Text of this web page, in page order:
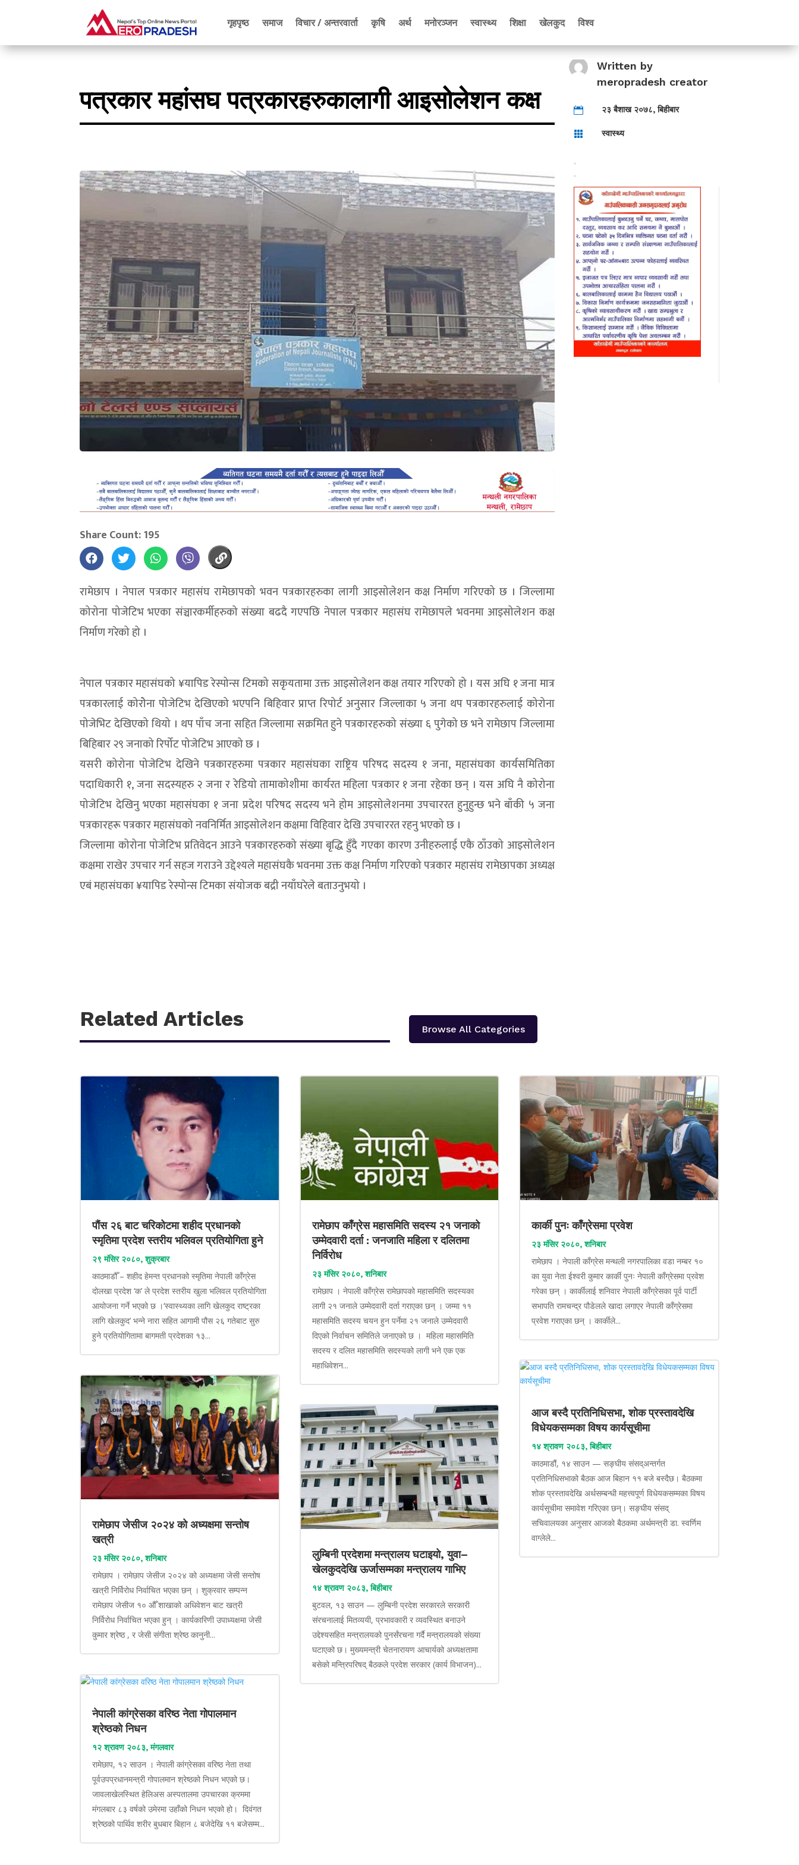
गृहपृष्ठ समाज विचार / अन्तरवार्ता कृषि अर्थ मनोरञ्जन स्वास्थ्य शिक्षा खेलकुद विश्व
पत्रकार महांसघ पत्रकारहरुकालागी आइसोलेशन कक्ष
Written by
meropradesh creator
 २३ बैशाख २०७८, बिहीबार
 स्वास्थ्य
Share Count: 195
रामेछाप । नेपाल पत्रकार महासंघ रामेछापको भवन पत्रकारहरुका लागी आइसोलेशन कक्ष निर्माण गरिएको छ । जिल्लामा
कोरोना पोजेटिभ भएका संञ्चारकर्मीहरुको संख्या बढदै गएपछि नेपाल पत्रकार महासंघ रामेछापले भवनमा आइसोलेशन कक्ष
निर्माण गरेको हो ।
नेपाल पत्रकार महासंघको ¥यापिड रेस्पोन्स टिमको सकृयतामा उक्त आइसोलेशन कक्ष तयार गरिएको हो । यस अघि १ जना मात्र
पत्रकारलाई कोरोेना पोजेटिभ देखिएको भएपनि बिहिवार प्राप्त रिपोर्ट अनुसार जिल्लाका ५ जना थप पत्रकारहरुलाई कोरोना
पोजेभिट देखिएको थियो । थप पाँच जना सहित जिल्लामा सक्रमित हुने पत्रकारहरुको संख्या ६ पुगेको छ भने रामेछाप जिल्लामा
बिहिबार २९ जनाको रिर्पोट पोजेटिभ आएको छ ।
यसरी कोरोना पोजेटिभ देखिने पत्रकारहरुमा पत्रकार महासंघका राष्ट्रिय परिषद सदस्य १ जना, महासंघका कार्यसमितिका
पदाधिकारी १, जना सदस्यहरु २ जना र रेडियो तामाकोशीमा कार्यरत महिला पत्रकार १ जना रहेका छन् । यस अघि नै कोरोना
पोजेटिभ देखिनु भएका महासंघका १ जना प्रदेश परिषद सदस्य भने होम आइसोलेशनमा उपचाररत हुनुहुन्छ भने बाँकी ५ जना
पत्रकारहरू पत्रकार महासंघको नवनिर्मित आइसोलेशन कक्षमा विहिवार देखि उपचाररत रहनु भएको छ ।
जिल्लामा कोरोना पोजेटिभ प्रतिवेदन आउने पत्रकारहरुको संख्या बृद्धि हुँदै गएका कारण उनीहरुलाई एकै ठाँउको आइसोलेशन
कक्षमा राखेर उपचार गर्न सहज गराउने उद्देश्यले महासंघकै भवनमा उक्त कक्ष निर्माण गरिएको पत्रकार महासंघ रामेछापका अध्यक्ष
एबं महासंघका ¥यापिड रेस्पोन्स टिमका संयोजक बद्री नयाँघरेले बताउनुभयो ।
Related Articles Browse All Categories
पौंस २६ बाट चरिकोटमा शहीद प्रधानको
स्मृतिमा प्रदेश स्तरीय भलिवल प्रतियोगिता हुने
२९ मंसिर २०८०, शुक्रबार
काठमाडौँ – शहीद हेमन्त प्रधानको स्मृतिमा नेपाली काँग्रेस
दोलखा प्रदेश ‘क’ ले प्रदेश स्तरीय खुला भलिवल प्रतियोगिता
आयोजना गर्ने भएको छ ।‘स्वास्थ्यका लागि खेलकुद राष्ट्रका
लागि खेलकुद’ भन्ने नारा सहित आगामी पौस २६ गतेबाट सुरु
हुने प्रतियोगितामा बागमती प्रदेशका १३...
रामेछाप जेसीज २०२४ को अध्यक्षमा सन्तोष
खत्री
२३ मंसिर २०८०, शनिबार
रामेछाप । रामेछाप जेसीज २०२४ को अध्यक्षमा जेसी सन्तोष
खत्री निर्विरोध निर्वाचित भएका छन् । शुक्रवार सम्पन्न
रामेछाप जेसीज १० औँ शाखाको अधिवेशन बाट खत्री
निर्विरोध निर्वाचित भएका हुन् । कार्यकारिणी उपाध्यक्षमा जेसी
कुमार श्रेष्ठ , र जेसी संगीता श्रेष्ठ कानुनी...
नेपाली कांग्रेसका वरिष्ठ नेता गोपालमान
श्रेष्ठको निधन
१२ श्रावण २०८३, मंगलवार
रामेछाप, १२ साउन । नेपाली कांग्रेसका वरिष्ठ नेता तथा
पूर्वउपप्रधानमन्त्री गोपालमान श्रेष्ठको निधन भएको छ।
जावलाखेलस्थित हेलिअस अस्पतालमा उपचारका क्रममा
मंगलबार ८३ वर्षको उमेरमा उहाँको निधन भएको हो। दिवंगत
श्रेष्ठको पार्थिव शरीर बुधबार बिहान ८ बजेदेखि ११ बजेसम्म...
रामेछाप काँग्रेस महासमिति सदस्य २१ जनाको
उम्मेदवारी दर्ता : जनजाति महिला र दलितमा
निर्विरोध
२३ मंसिर २०८०, शनिबार
रामेछाप । नेपाली काँग्रेस रामेछापको महासमिति सदस्यका
लागी २१ जनाले उम्मेदवारी दर्ता गराएका छन् । जम्मा ११
महासमिति सदस्य चयन हुन पर्नेमा २१ जनाले उम्मेदवारी
दिएको निर्वाचन समितिले जनाएको छ । महिला महासमिति
सदस्य र दलित महासमिति सदस्यको लागी भने एक एक
महाधिवेशन...
लुम्बिनी प्रदेशमा मन्त्रालय घटाइयो, युवा–
खेलकुददेखि ऊर्जासम्मका मन्त्रालय गाभिए
१४ श्रावण २०८३, बिहीबार
बुटवल, १३ साउन — लुम्बिनी प्रदेश सरकारले सरकारी
संरचनालाई मितव्ययी, प्रभावकारी र व्यवस्थित बनाउने
उद्देश्यसहित मन्त्रालयको पुनर्संरचना गर्दै मन्त्रालयको संख्या
घटाएको छ। मुख्यमन्त्री चेतनारायण आचार्यको अध्यक्षतामा
बसेको मन्त्रिपरिषद् बैठकले प्रदेश सरकार (कार्य विभाजन)...
कार्की पुनः काँग्रेसमा प्रवेश
२३ मंसिर २०८०, शनिबार
रामेछाप । नेपाली काँग्रेस मन्थली नगरपालिका वडा नम्बर १०
का युवा नेता ईश्वरी कुमार कार्की पुनः नेपाली काँग्रेसमा प्रवेश
गरेका छन् । कार्कीलाई शनिवार नेपाली काँग्रेसका पूर्व पार्टी
सभापति रामचन्द्र पौडेलले खादा लगाएर नेपाली काँग्रेसमा
प्रवेश गराएका छन् । कार्कीले...
आज बस्दै प्रतिनिधिसभा, शोक प्रस्तावदेखि
विधेयकसम्मका विषय कार्यसूचीमा
१४ श्रावण २०८३, बिहीबार
काठमाडौं, १४ साउन — सङ्घीय संसद्अन्तर्गत
प्रतिनिधिसभाको बैठक आज बिहान ११ बजे बस्दैछ। बैठकमा
शोक प्रस्तावदेखि अर्थसम्बन्धी महत्त्वपूर्ण विधेयकसम्मका विषय
कार्यसूचीमा समावेश गरिएका छन्। सङ्घीय संसद्
सचिवालयका अनुसार आजको बैठकमा अर्थमन्त्री डा. स्वर्णिम
वाग्लेले...